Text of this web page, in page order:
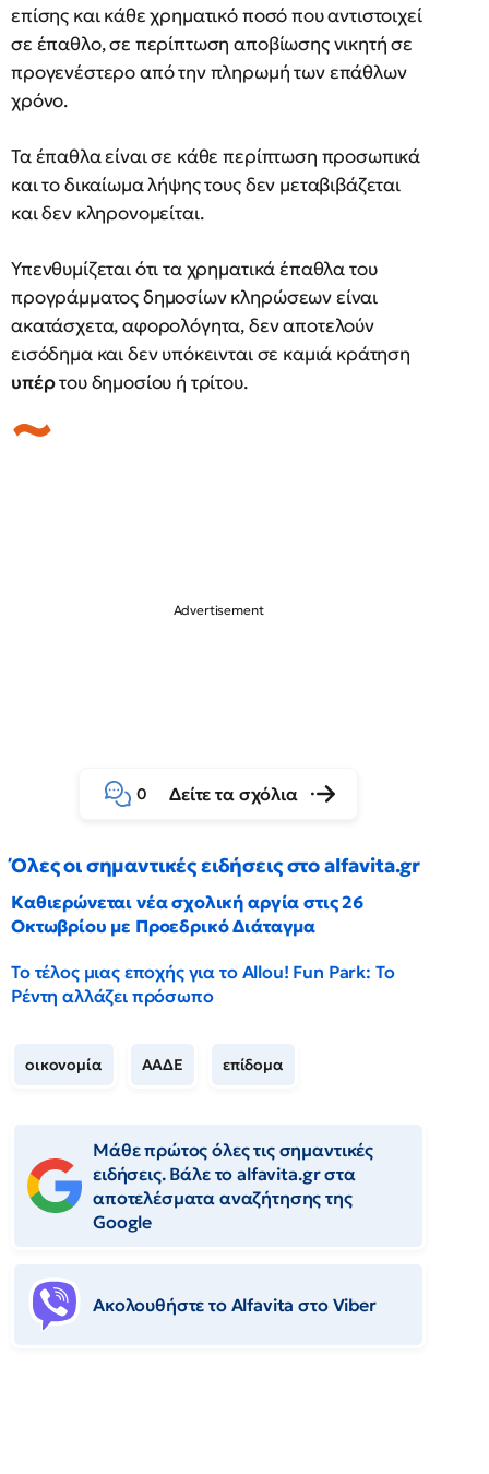
επίσης και κάθε χρηματικό ποσό που αντιστοιχεί
σε έπαθλο, σε περίπτωση αποβίωσης νικητή σε
προγενέστερο από την πληρωμή των επάθλων
χρόνο.
Τα έπαθλα είναι σε κάθε περίπτωση προσωπικά
και το δικαίωμα λήψης τους δεν μεταβιβάζεται
και δεν κληρονομείται.
Υπενθυμίζεται ότι τα χρηματικά έπαθλα του
προγράμματος δημοσίων κληρώσεων είναι
ακατάσχετα, αφορολόγητα, δεν αποτελούν
εισόδημα και δεν υπόκεινται σε καμιά κράτηση
υπέρτου δημοσίου ή τρίτου.
0 Δείτε τα σχόλια
Όλες οι σημαντικές ειδήσεις στο alfavita.gr
Καθιερώνεται νέα σχολική αργία στις 26
Οκτωβρίου με Προεδρικό Διάταγμα
Το τέλος μιας εποχής για το Allou! Fun Park: Το
Ρέντη αλλάζει πρόσωπο
οικονομία ΑΑΔΕ επίδομα
Μάθε πρώτος όλες τις σημαντικές
ειδήσεις. Βάλε το alfavita.gr στα
αποτελέσματα αναζήτησης της
Google
Ακολουθήστε το Αlfavita στο Viber